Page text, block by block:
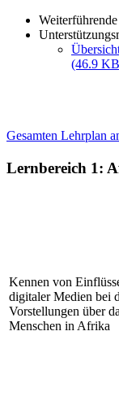
(46.9
Gesamten Lehrplan
Lernbereich 1:
Kennen von
digitaler Medien bei
Vorstellungen über
Menschen in Afrika